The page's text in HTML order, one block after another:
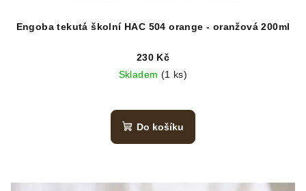
Engoba tekutá školní HAC 504 orange - oranžová 200ml
230 Kč
Skladem (1 ks)
Do košíku